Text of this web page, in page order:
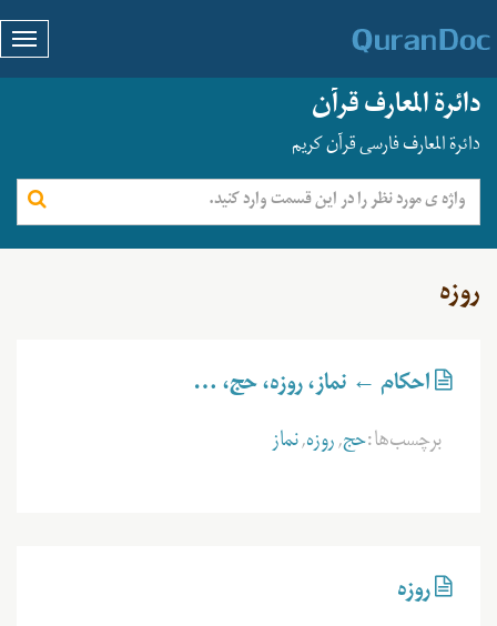
دائرة المعارف قرآن
دائرة المعارف فارسی قرآن کریم
روزه
احکام ← نماز، روزه، حج، …
برچسب‌ها:حج, روزه,نماز
روزه